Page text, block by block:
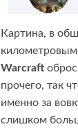
Картина, в
Warcraft
прочего, так
именно за
слишком